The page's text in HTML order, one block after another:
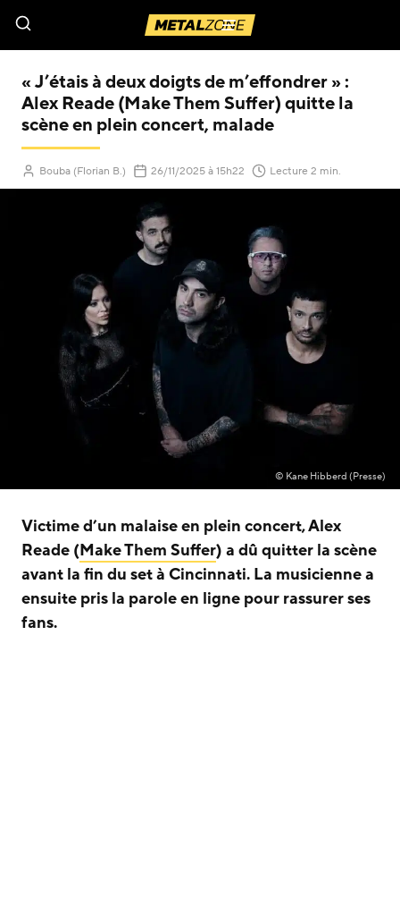
Menu
« J’étais à deux doigts de m’effondrer » :
Alex Reade (Make Them Suffer) quitte la
scène en plein concert, malade
Bouba (Florian B.) 26/11/2025(Mis à jour le)
à 15h22 Lecture 2 min.
© Kane Hibberd (Presse)
Victime d’un malaise en plein concert, Alex
Reade (Make Them Suffer) a dû quitter la scène
avant la fin du set à Cincinnati. La musicienne a
ensuite pris la parole en ligne pour rassurer ses
fans.